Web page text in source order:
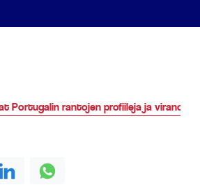
Portugalin rantojen profiileja ja